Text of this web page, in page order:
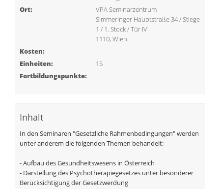
Ort:
VPA Seminarzentrum
Simmeringer Hauptstraße 34 / Stiege
1 / 1. Stock / Tür IV
1110, Wien
Kosten:
Einheiten:
15
Fortbildungspunkte:
Inhalt
In den Seminaren "Gesetzliche Rahmenbedingungen" werden
unter anderem die folgenden Themen behandelt:
- Aufbau des Gesundheitswesens in Österreich
- Darstellung des Psychotherapiegesetzes unter besonderer
Berücksichtigung der Gesetzwerdung